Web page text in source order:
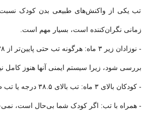
تب یکی از واکنش‌های طبیعی بدن کودک
زمانی نگران‌کننده است، بسیار مهم است.
بررسی شود، زیرا سیستم ایمنی آنها هنوز
- کودکان بالای ۳ ماه: تب بالای ۳۸.۵ درجه یا تب طولانی‌تر از ۲–۳ روز نیاز به بررسی دارد.
- همراه با تب: اگر کودک شما بی‌حال است،